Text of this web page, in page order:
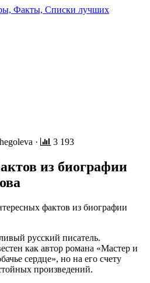
· 3 193
из биографии
фактов из биографии
русский писатель.
как автор романа «Мастер и
сердце», но на его счету
произведений.